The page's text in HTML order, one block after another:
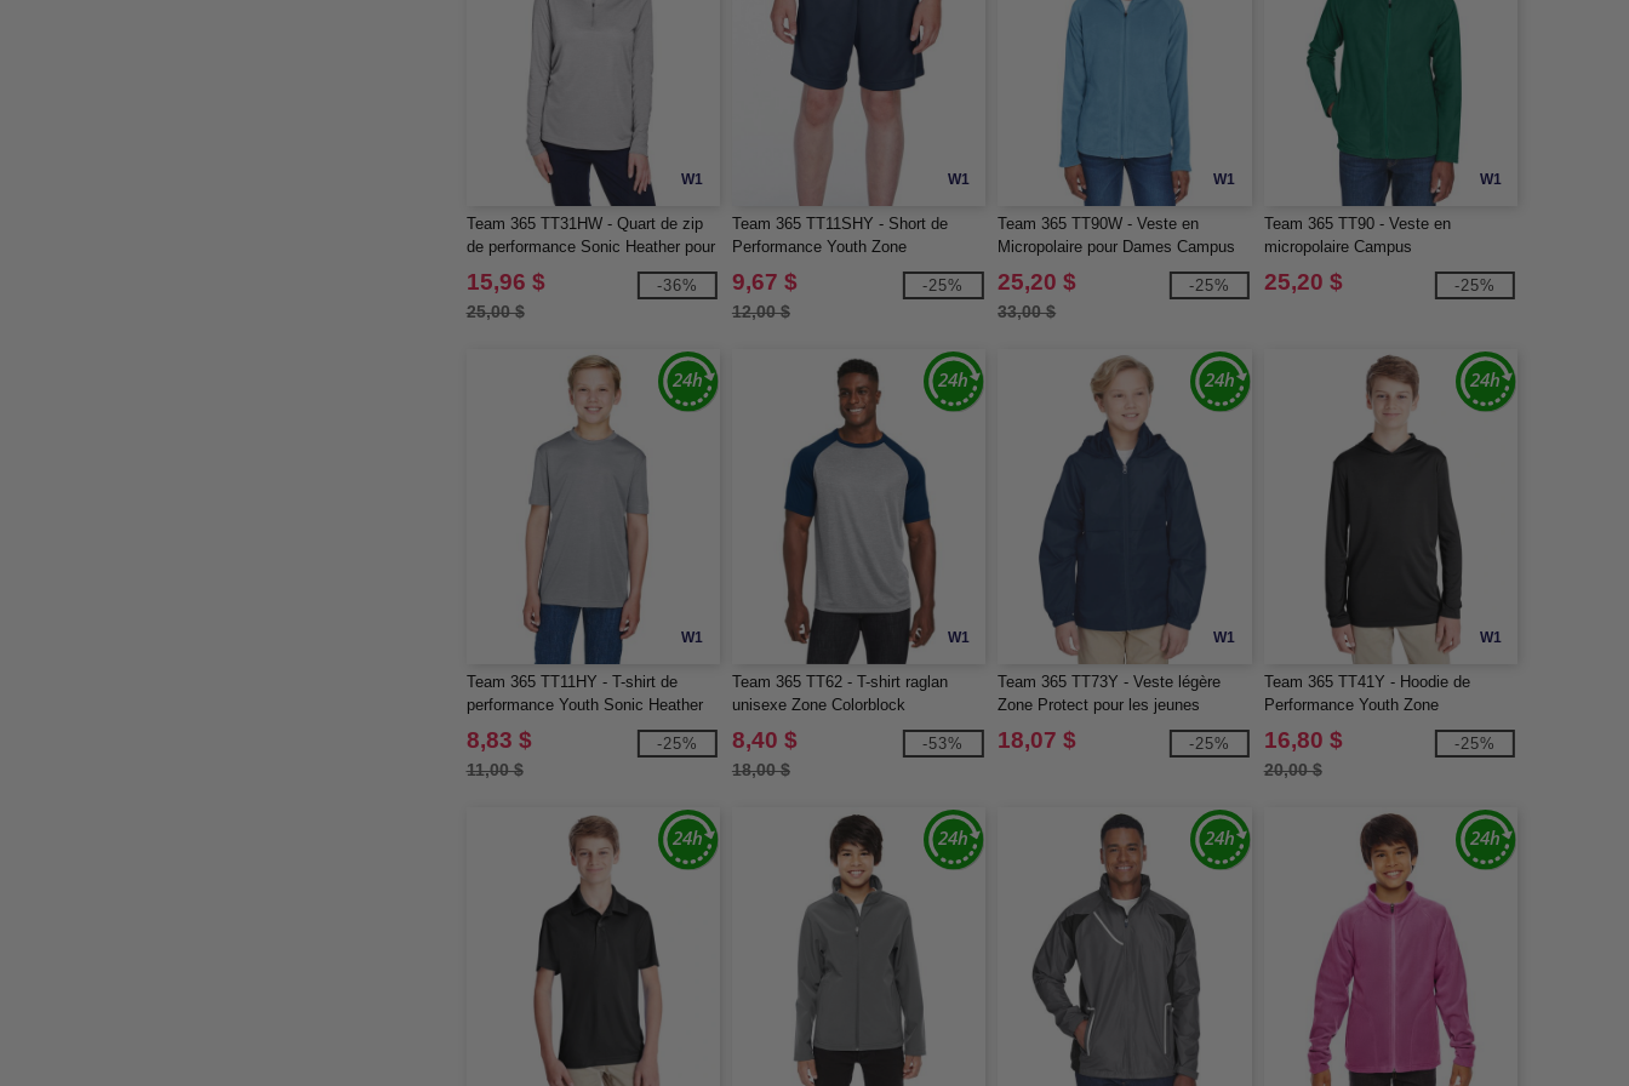
W1
Team 365 TT31HW - Quart de zip
de performance Sonic Heather pour
femmes Zone
15,96 $
25,00 $
-36%
W1
Team 365 TT11SHY - Short de
Performance Youth Zone
9,67 $
12,00 $
-25%
W1
Team 365 TT90W - Veste en
Micropolaire pour Dames Campus
25,20 $
33,00 $
-25%
W1
Team 365 TT90 - Veste en
micropolaire Campus
25,20 $ -25%
W1
Team 365 TT11HY - T-shirt de
performance Youth Sonic Heather
8,83 $
11,00 $
-25%
W1
Team 365 TT62 - T-shirt raglan
unisexe Zone Colorblock
8,40 $
18,00 $
-53%
W1
Team 365 TT73Y - Veste légère
Zone Protect pour les jeunes
18,07 $ -25%
W1
Team 365 TT41Y - Hoodie de
Performance Youth Zone
16,80 $
20,00 $
-25%